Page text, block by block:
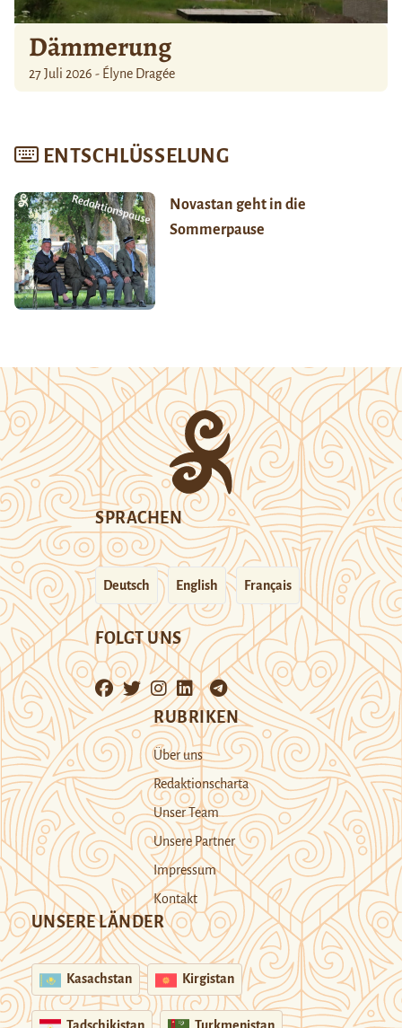
Dämmerung
27 Juli 2026 - Élyne Dragée
ENTSCHLÜSSELUNG
Novastan geht in die
Sommerpause
SPRACHEN
Deutsch English Français
FOLGT UNS
RUBRIKEN
Über uns
Redaktionscharta
Unser Team
Unsere Partner
Impressum
Kontakt
UNSERE LÄNDER
Kasachstan Kirgistan
Tadschikistan Turkmenistan